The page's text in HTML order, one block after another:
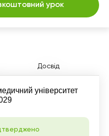
Досвід
університет
урок